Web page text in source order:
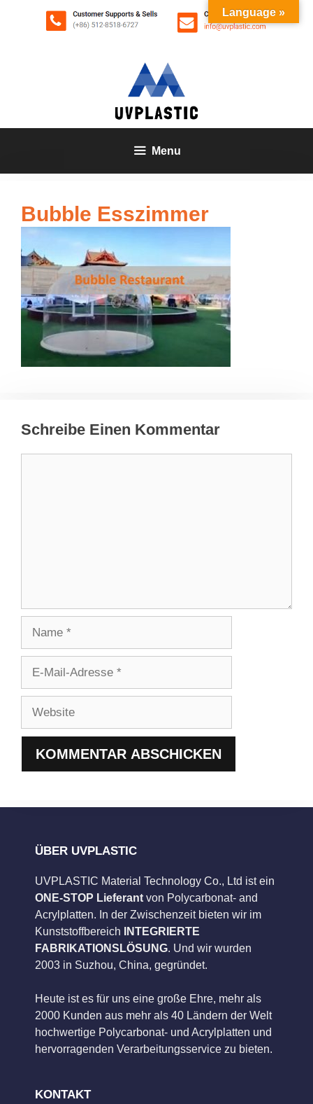
Menu
Bubble Esszimmer
Schreibe Einen Kommentar
Adresse
ÜBER UVPLASTIC
UVPLASTIC Material Technology Co., Ltd ist ein
ONE-STOP Lieferant von Polycarbonat- and
Acrylplatten. In der Zwischenzeit bieten wir im
Kunststoffbereich
INTEGRIERTE
FABRIKATIONSLÖSUNG. Und wir wurden
2003 in Suzhou, China, gegründet.
Heute ist es für uns eine große Ehre, mehr als
2000 Kunden aus mehr als 40 Ländern der Welt
hochwertige Polycarbonat- und Acrylplatten und
hervorragenden Verarbeitungsservice zu bieten.
KONTAKT
Language »